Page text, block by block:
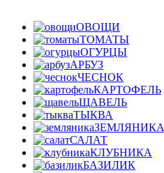
ОВОЩИ
ТОМАТЫ
ОГУРЦЫ
АРБУЗ
ЧЕСНОК
КАРТОФЕЛЬ
ЩАВЕЛЬ
ТЫКВА
ЗЕМЛЯНИКА
САЛАТ
КЛУБНИКА
БАЗИЛИК